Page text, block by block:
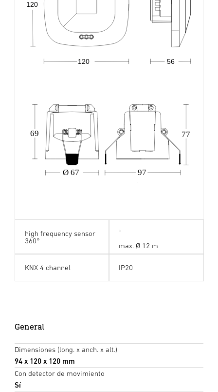
56
120
120
Ø 67 97
69 77
high frequency sensor
360°
max. Ø 12 m
KNX 4 channel IP20
General
Dimensiones (long. x anch. x alt.)
94 x 120 x 120 mm
Con detector de movimiento
Sí